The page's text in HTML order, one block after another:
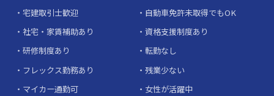
宅建取引士歓迎
自動車免許未取得でもOK
社宅・家賃補助あり
資格支援制度あり
研修制度あり
転勤なし
フレックス勤務あり
残業少ない
マイカー通勤可
女性が活躍中